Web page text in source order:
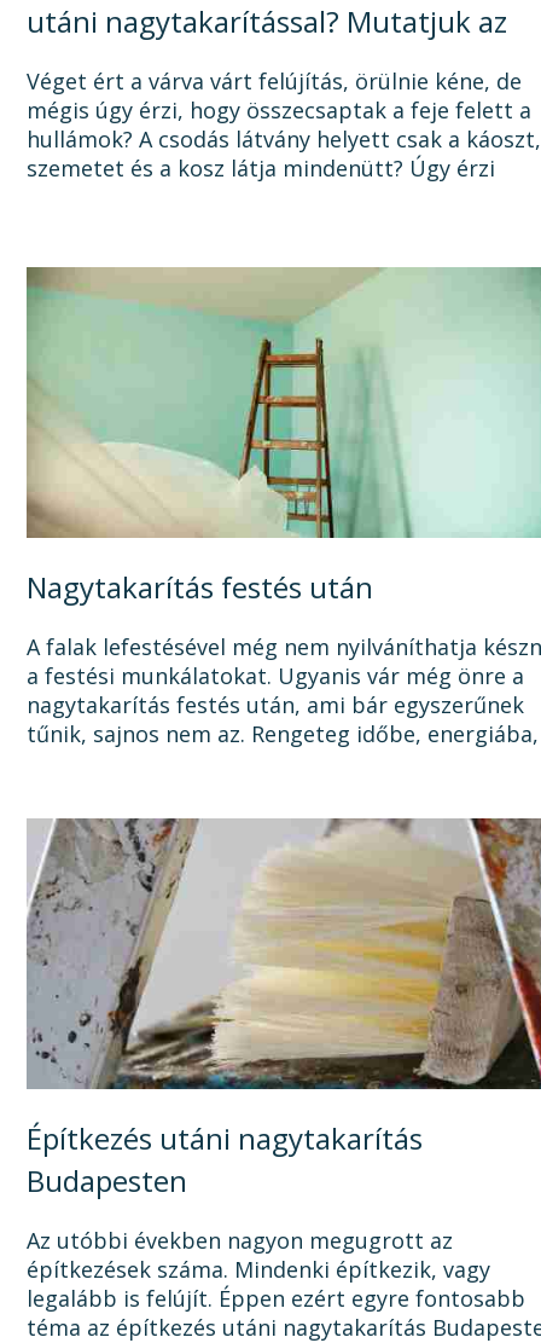
utáni nagytakarítással? Mutatjuk az
okát, és a megoldást!
Véget ért a várva várt felújítás, örülnie kéne, de
mégis úgy érzi, hogy összecsaptak a feje felett a
hullámok? A csodás látvány helyett csak a káoszt,
szemetet és a kosz látja mindenütt? Úgy érzi
Nagytakarítás festés után
A falak lefestésével még nem nyilváníthatja
a festési munkálatokat. Ugyanis vár még önre a
nagytakarítás festés után, ami bár egyszerűnek
tűnik, sajnos nem az. Rengeteg időbe,
Építkezés utáni nagytakarítás
Budapesten
Az utóbbi években nagyon megugrott az
építkezések száma. Mindenki építkezik, vagy
legalább is felújít. Éppen ezért egyre fontosabb
téma az építkezés utáni nagytakarítás